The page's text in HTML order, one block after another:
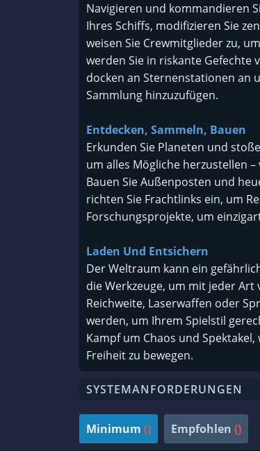
Navigieren und kommandieren
Ihres Schiffs, modifizieren Sie
weisen Sie Crewmitglieder zu,
werden Sie in riskante
docken an Sternenstationen an
Sammlung hinzuzufügen.
Entdecken, Sammeln, Bauen
Erkunden Sie Planeten und
um alles Mögliche herzustellen
Bauen Sie Außenposten und
richten Sie Frachtlinks ein, um
Forschungsprojekte, um
Laden Und Entsichern
Der Weltraum kann ein
die Werkzeuge, um mit jeder
Reichweite, Laserwaffen oder
werden, um Ihrem Spielstil
Kampf um Chaos und
Freiheit zu bewegen.
SYSTEMANFORDERUNGEN
Minimum () Empfohlen ()